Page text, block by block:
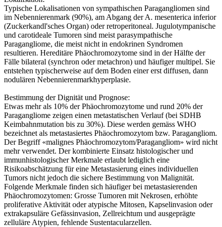
Typische Lokalisationen von sympathischen Paragangliomen sind
im Nebennierenmark (90%), am Abgang der A. mesenterica inferior
(Zuckerkandl'sches Organ) oder retroperitoneal. Jugulotympanische
und carotideale Tumoren sind meist parasympathische
Paragangliome, die meist nicht in endokrinen Syndromen
resultieren. Hereditäre Phäochromozytome sind in der Hälfte der
Fälle bilateral (synchron oder metachron) und häufiger multipel. Sie
entstehen typischerweise auf dem Boden einer erst diffusen, dann
nodulären Nebennierenmarkhyperplasie.
Bestimmung der Dignität und Prognose:
Etwas mehr als 10% der Phäochromozytome und rund 20% der
Paragangliome zeigen einen metastatischen Verlauf (bei SDHB
Keimbahnmutation bis zu 30%). Diese werden gemäss WHO
bezeichnet als metastasiertes Phäochromozytom bzw. Paragangliom.
Der Begriff «malignes Phäochromozytom/Paragangliom» wird nicht
mehr verwendet. Der kombinierte Einsatz histologischer und
immunhistologischer Merkmale erlaubt lediglich eine
Risikoabschätzung für eine Metastasierung eines individuellen
Tumors nicht jedoch die sichere Bestimmung von Malignität.
Folgende Merkmale finden sich häufiger bei metastasierenden
Phäochromozytomen: Grosse Tumoren mit Nekrosen, erhöhte
proliferative Aktivität oder atypische Mitosen, Kapselinvasion oder
extrakapsuläre Gefässinvasion, Zellreichtum und ausgeprägte
zelluläre Atypien, fehlende Sustentacularzellen.